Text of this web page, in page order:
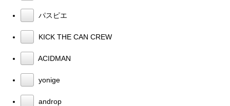
パスピエ
KICK THE CAN CREW
ACIDMAN
yonige
androp